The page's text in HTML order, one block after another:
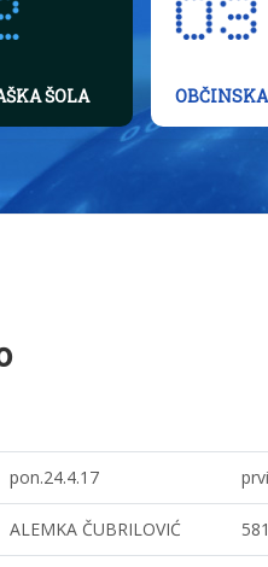
ŠOLA
pon.24.4.17 prvi
ALEMKA ČUBRILOVIĆ 581